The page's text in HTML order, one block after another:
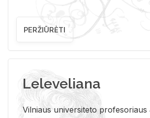
PERŽIŪRĖTI
Leleveliana
Vil­niaus uni­ver­si­te­to pro­fe­so­riaus